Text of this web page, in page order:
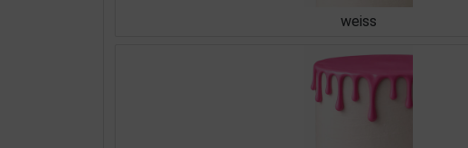
weiss